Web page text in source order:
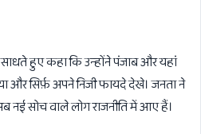
साधते हुए कहा कि उन्होंने पंजाब और यहां
और सिर्फ़ अपने निजी फायदे देखे। जनता ने
नई सोच वाले लोग राजनीति में आए हैं।